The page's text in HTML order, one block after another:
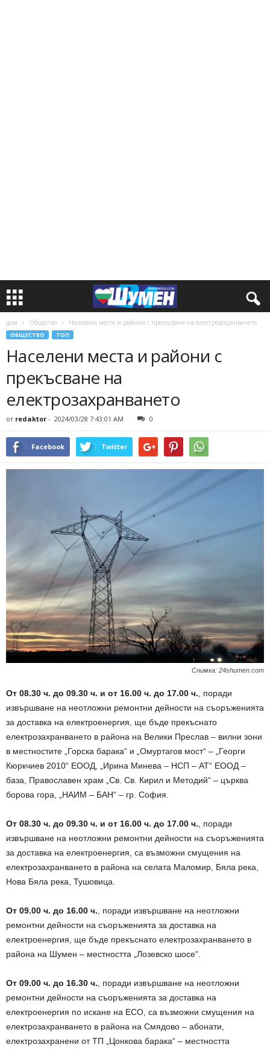
дом Общество Населени места и райони с прекъсване на електрозахранването
ОБЩЕСТВО ТОП
Населени места и райони с
прекъсване на
електрозахранването
от redaktor - 2024/03/28 7:43:01 AM 0
Facebook Twitter
Снимка: 24shumen.com
От 08.30 ч. до 09.30 ч. и от 16.00 ч. до 17.00 ч. , поради
извършване на неотложни ремонтни дейности на съоръженията
за доставка на електроенергия, ще бъде прекъснато
електрозахранването в района на Велики Преслав – вилни зони
в местностите „Горска барака“ и „Омуртагов мост“ – „Георги
Кюркчиев 2010“ ЕООД, „Ирина Минева – НСП – АТ“ ЕООД –
база, Православен храм „Св. Св. Кирил и Методий“ – църква
борова гора, „НАИМ – БАН“ – гр. София.
От 08.30 ч. до 09.30 ч. и от 16.00 ч. до 17.00 ч. , поради
извършване на неотложни ремонтни дейности на съоръженията
за доставка на електроенергия, са възможни смущения на
електрозахранването в района на селата Маломир, Бяла река,
Нова Бяла река, Тушовица.
От 09.00 ч. до 16.00 ч. , поради извършване на неотложни
ремонтни дейности на съоръженията за доставка на
електроенергия, ще бъде прекъснато електрозахранването в
района на Шумен – местността „Лозевско шосе“.
От 09.00 ч. до 16.30 ч. , поради извършване на неотложни
ремонтни дейности на съоръженията за доставка на
електроенергия по искане на ECO, са възможни смущения на
електрозахранването в района на Смядово – абонати,
електрозахранени от ТП „Цонкова барака“ – местността